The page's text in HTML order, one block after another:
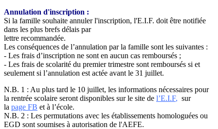
Annulation d'inscription :
Si la famille souhaite annuler l'inscription, l'E.I.F. doit être notifiée
dans les plus brefs délais par
lettre recommandée.
Les conséquences de l’annulation par la famille sont les suivantes :
- Les frais d’inscription ne sont en aucun cas remboursés ;
- Les frais de scolarité du premier trimestre sont remboursés si et
seulement si l’annulation est actée avant le 31 juillet.
N.B. 1 : Au plus tard le 10 juillet, les informations nécessaires pour
la rentrée scolaire seront disponibles sur le site de l’E.I.F, sur
la page FB et à l’école.
N.B. 2 : Les permutations avec les établissements homologuées ou
EGD sont soumises à autorisation de l'AEFE.